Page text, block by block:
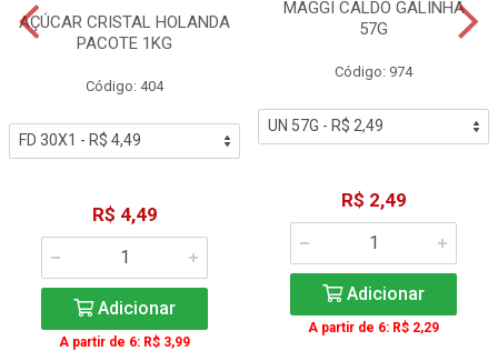
AÇÚCAR CRISTAL HOLANDA
PACOTE 1KG
Código: 404
R$ 4,49
Adicionar
A partir de 6: R$ 3,99
MAGGI CALDO GALINHA
57G
Código: 974
R$ 2,49
Adicionar
A partir de 6: R$ 2,29